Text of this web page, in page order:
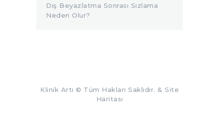
Diş Beyazlatma Sonrası Sızlama
Neden Olur?
Klinik Artı © Tüm Hakları Saklıdır. & Site
Haritası